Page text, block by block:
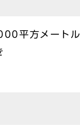
平方メート